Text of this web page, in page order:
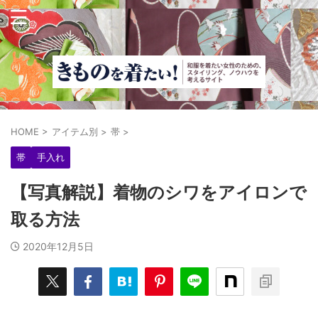
HOME > アイテム別 > 帯 >
帯 手入れ
【写真解説】着物のシワをアイロンで
取る方法
2020年12月5日